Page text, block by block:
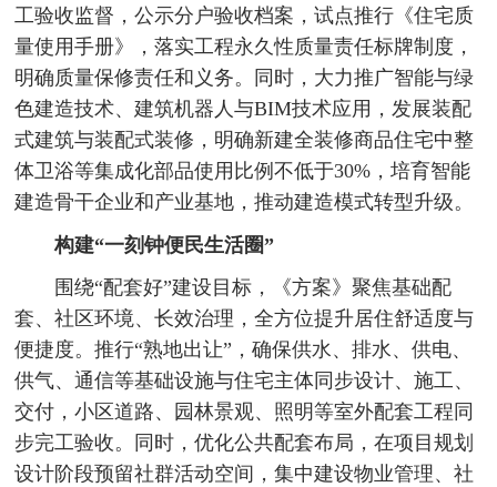
工验收监督，公示分户验收档案，试点推行《住宅质
量使用手册》，落实工程永久性质量责任标牌制度，
明确质量保修责任和义务。同时，大力推广智能与绿
色建造技术、建筑机器人与BIM技术应用，发展装配
式建筑与装配式装修，明确新建全装修商品住宅中整
体卫浴等集成化部品使用比例不低于30%，培育智能
建造骨干企业和产业基地，推动建造模式转型升级。
构建“一刻钟便民生活圈”
围绕“配套好”建设目标，《方案》聚焦基础配
套、社区环境、长效治理，全方位提升居住舒适度与
便捷度。推行“熟地出让”，确保供水、排水、供电、
供气、通信等基础设施与住宅主体同步设计、施工、
交付，小区道路、园林景观、照明等室外配套工程同
步完工验收。同时，优化公共配套布局，在项目规划
设计阶段预留社群活动空间，集中建设物业管理、社